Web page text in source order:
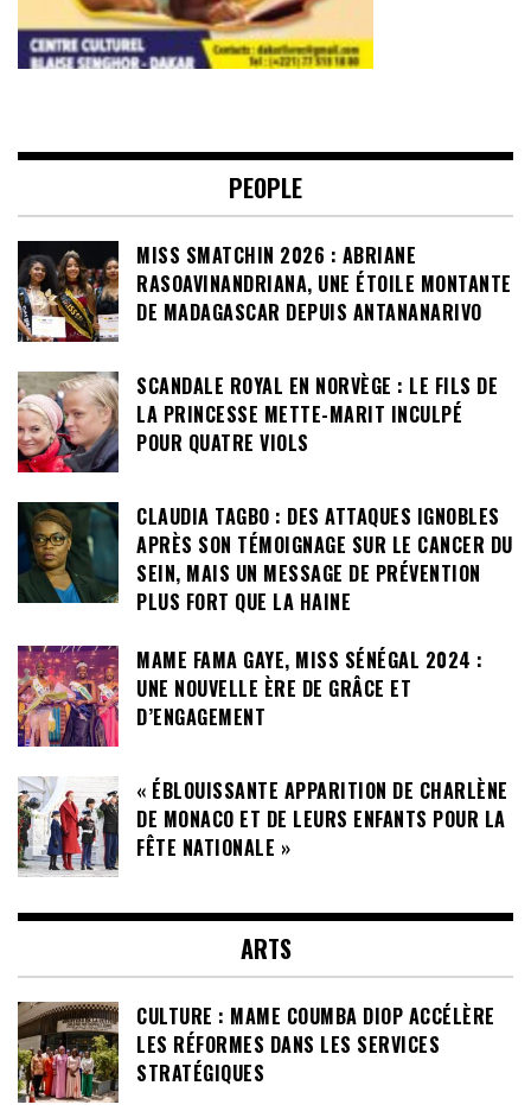
PEOPLE
MISS SMATCHIN 2026 : ABRIANE
RASOAVINANDRIANA, UNE ÉTOILE MONTANTE
DE MADAGASCAR DEPUIS ANTANANARIVO
SCANDALE ROYAL EN NORVÈGE : LE FILS DE
LA PRINCESSE METTE-MARIT INCULPÉ
POUR QUATRE VIOLS
CLAUDIA TAGBO : DES ATTAQUES IGNOBLES
APRÈS SON TÉMOIGNAGE SUR LE CANCER DU
SEIN, MAIS UN MESSAGE DE PRÉVENTION
PLUS FORT QUE LA HAINE
MAME FAMA GAYE, MISS SÉNÉGAL 2024 :
UNE NOUVELLE ÈRE DE GRÂCE ET
D’ENGAGEMENT
« ÉBLOUISSANTE APPARITION DE CHARLÈNE
DE MONACO ET DE LEURS ENFANTS POUR LA
FÊTE NATIONALE »
ARTS
CULTURE : MAME COUMBA DIOP ACCÉLÈRE
LES RÉFORMES DANS LES SERVICES
STRATÉGIQUES